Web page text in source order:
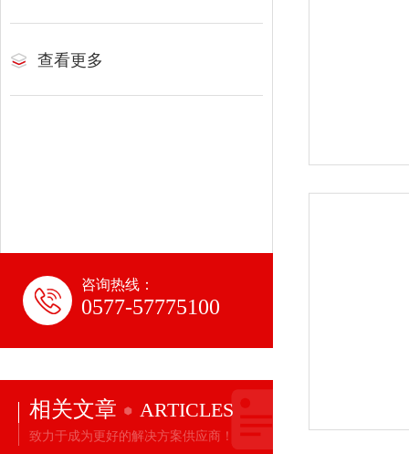
查看更多
咨询热线：
0577-57775100
相关文章 ARTICLES
致力于成为更好的解决方案供应商！